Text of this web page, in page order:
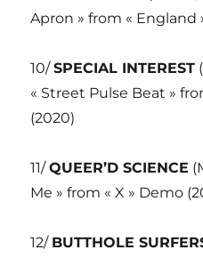
Apron » from « England
10/SPECIAL INTEREST
« Street Pulse Beat »
(2020)
11/QUEER’D SCIENCE
Me » from « X » Demo
12/ BUTTHOLE